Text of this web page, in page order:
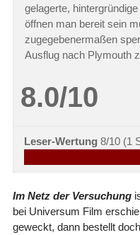
gelagerte,
öffnen man bereit sein
zugegebenermaßen
Ausflug nach Plymouth
8.0/10
Leser-Wertung 8/10 (1
Im Netz der Versuchung
bei Universum Film
geweckt, dann bestellt